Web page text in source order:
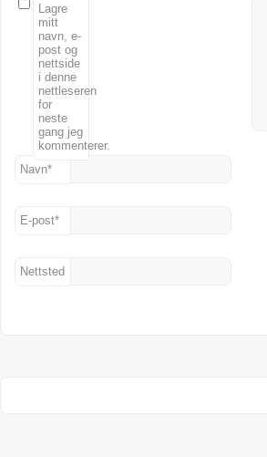
Navn*
E-post*
Nettsted
Lagre
mitt
navn, e-
post og
nettside
i denne
nettleseren
for
neste
gang jeg
kommenterer.